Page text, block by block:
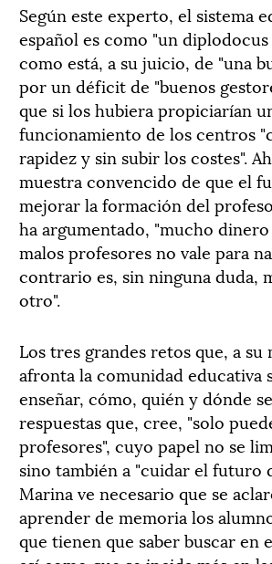
Según este experto, el sistema
español es como "un
como está, a su juicio, de "una
por un déficit de "buenos
que si los hubiera propiciarían
funcionamiento de los centros
rapidez y sin subir los costes".
muestra convencido de que el
mejorar la formación del
ha argumentado, "mucho
malos profesores no vale para
contrario es, sin ninguna duda,
otro".
Los tres grandes retos que, a su
afronta la comunidad educativa
enseñar, cómo, quién y dónde
respuestas que, cree, "solo
profesores", cuyo papel no se
sino también a "cuidar el futuro
Marina ve necesario que se
aprender de memoria los
que tienen que saber buscar en